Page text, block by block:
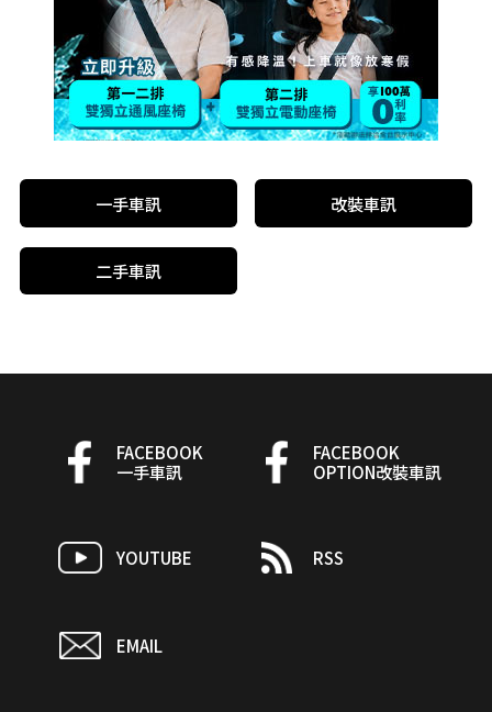
一手車訊 改裝車訊
二手車訊
FACEBOOK
一手車訊
FACEBOOK
OPTION改裝車訊
YOUTUBE RSS
EMAIL